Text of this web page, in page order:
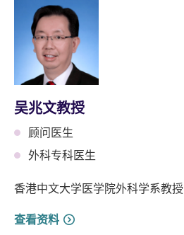
吴兆文教授
顾问医生
外科专科医生
香港中文大学医学院外科学系教授
查看资料